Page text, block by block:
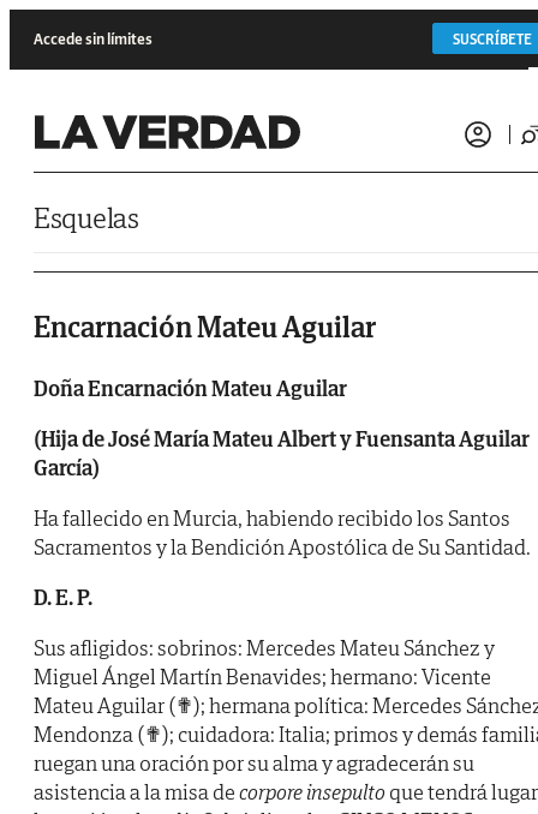
Accede sin límites SUSCRÍBETE
Esquelas
Encarnación Mateu Aguilar
Doña Encarnación Mateu Aguilar
(Hija de José María Mateu Albert y Fuensanta Aguilar
García)
Ha fallecido en Murcia, habiendo recibido los Santos
Sacramentos y la Bendición Apostólica de Su Santidad.
D. E. P.
Sus afligidos: sobrinos: Mercedes Mateu Sánchez y
Miguel Ángel Martín Benavides; hermano: Vicente
Mateu Aguilar (✟); hermana política: Mercedes
Mendonza (✟); cuidadora: Italia; primos y demás
ruegan una oración por su alma y agradecerán su
asistencia a la misa decorpore insepulto que tendrá lugar